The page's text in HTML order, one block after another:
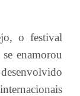
o festival
enamorou